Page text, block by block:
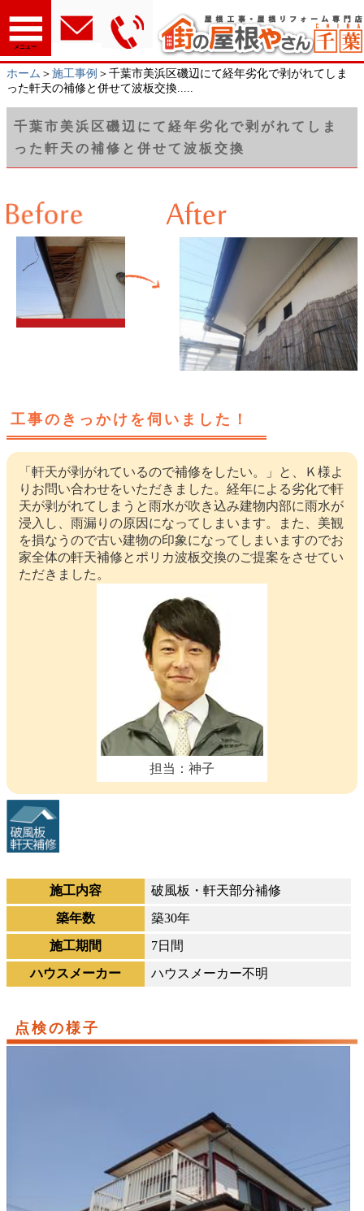
メニュー
ホーム ＞ 施工事例 ＞千葉市美浜区磯辺にて経年劣化で剥がれてしま
った軒天の補修と併せて波板交換.....
千葉市美浜区磯辺にて経年劣化で剥がれてしま
った軒天の補修と併せて波板交換
工事のきっかけを伺いました！
「軒天が剥がれているので補修をしたい。」と、Ｋ様よ
りお問い合わせをいただきました。経年による劣化で軒
天が剥がれてしまうと雨水が吹き込み建物内部に雨水が
浸入し、雨漏りの原因になってしまいます。また、美観
を損なうので古い建物の印象になってしまいますのでお
家全体の軒天補修とポリカ波板交換のご提案をさせてい
ただきました。
担当：神子
施工内容
破風板・軒天部分補修
築年数
築30年
施工期間
7日間
ハウスメーカー
ハウスメーカー不明
点検の様子